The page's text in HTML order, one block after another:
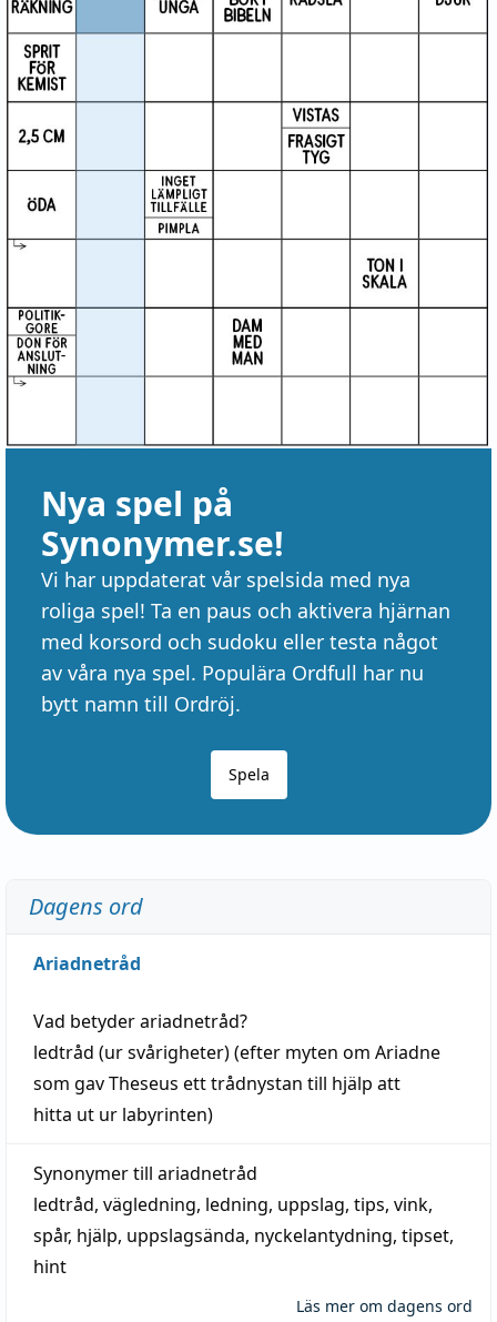
Nya spel på
Synonymer.se!
Vi har uppdaterat vår spelsida med nya
roliga spel! Ta en paus och aktivera hjärnan
med korsord och sudoku eller testa något
av våra nya spel. Populära Ordfull har nu
bytt namn till Ordröj.
Spela
Dagens ord
Ariadnetråd
Vad betyderariadnetråd?
ledtråd (ur svårigheter) (efter myten om Ariadne
som gav Theseus ett trådnystan till hjälp att
hitta ut ur labyrinten)
Synonymer till ariadnetråd
ledtråd, vägledning, ledning, uppslag, tips, vink,
spår, hjälp, uppslagsända, nyckelantydning, tipset,
hint
Läs mer om dagens ord